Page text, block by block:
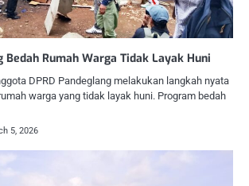
Bedah Rumah Warga Tidak Layak Huni
DPRD Pandeglang melakukan langkah nyata
warga yang tidak layak huni. Program bedah
5, 2026